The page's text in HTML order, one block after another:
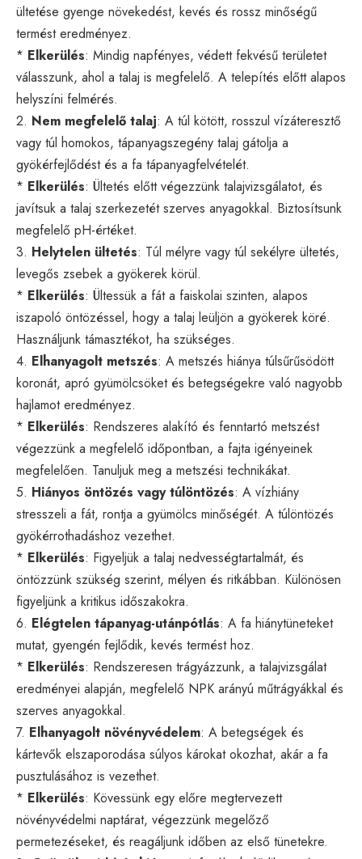
ültetése gyenge növekedést, kevés és rossz minőségű
termést eredményez.
* Elkerülés: Mindig napfényes, védett fekvésű területet
válasszunk, ahol a talaj is megfelelő. A telepítés előtt alapos
helyszíni felmérés.
2. Nem megfelelő talaj: A túl kötött, rosszul vízáteresztő
vagy túl homokos, tápanyagszegény talaj gátolja a
gyökérfejlődést és a fa tápanyagfelvételét.
* Elkerülés: Ültetés előtt végezzünk talajvizsgálatot, és
javítsuk a talaj szerkezetét szerves anyagokkal. Biztosítsunk
megfelelő pH-értéket.
3. Helytelen ültetés: Túl mélyre vagy túl sekélyre ültetés,
levegős zsebek a gyökerek körül.
* Elkerülés: Ültessük a fát a faiskolai szinten, alapos
iszapoló öntözéssel, hogy a talaj leüljön a gyökerek köré.
Használjunk támasztékot, ha szükséges.
4. Elhanyagolt metszés: A metszés hiánya túlsűrűsödött
koronát, apró gyümölcsöket és betegségekre való nagyobb
hajlamot eredményez.
* Elkerülés: Rendszeres alakító és fenntartó metszést
végezzünk a megfelelő időpontban, a fajta igényeinek
megfelelően. Tanuljuk meg a metszési technikákat.
5. Hiányos öntözés vagy túlöntözés: A vízhiány
stresszeli a fát, rontja a gyümölcs minőségét. A túlöntözés
gyökérrothadáshoz vezethet.
* Elkerülés: Figyeljük a talaj nedvességtartalmát, és
öntözzünk szükség szerint, mélyen és ritkábban. Különösen
figyeljünk a kritikus időszakokra.
6. Elégtelen tápanyag-utánpótlás: A fa hiánytüneteket
mutat, gyengén fejlődik, kevés termést hoz.
* Elkerülés: Rendszeresen trágyázzunk, a talajvizsgálat
eredményei alapján, megfelelő NPK arányú műtrágyákkal és
szerves anyagokkal.
7. Elhanyagolt növényvédelem: A betegségek és
kártevők elszaporodása súlyos károkat okozhat, akár a fa
pusztulásához is vezethet.
* Elkerülés: Kövessünk egy előre megtervezett
növényvédelmi naptárat, végezzünk megelőző
permetezéseket, és reagáljunk időben az első tünetekre.